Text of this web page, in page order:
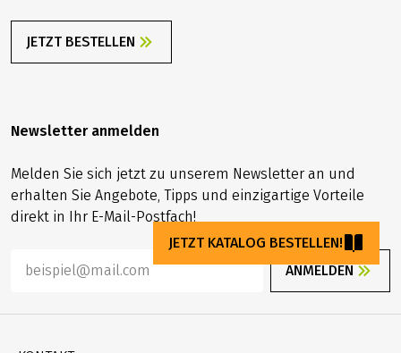
JETZT BESTELLEN
Newsletter anmelden
Melden Sie sich jetzt zu unserem Newsletter an und
erhalten Sie Angebote, Tipps und einzigartige Vorteile
direkt in Ihr E-Mail-Postfach!
ANMELDEN
JETZT KATALOG BESTELLEN!